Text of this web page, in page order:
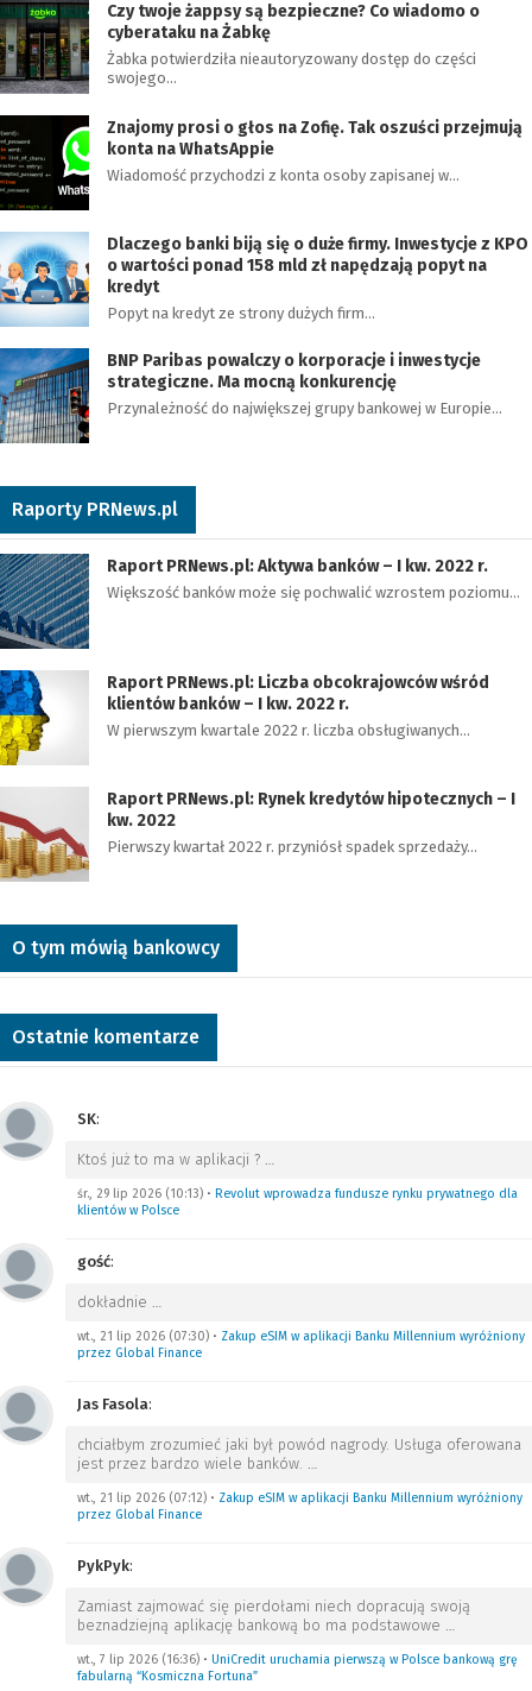
Czy twoje żappsy są bezpieczne? Co wiadomo o
cyberataku na Żabkę
Żabka potwierdziła nieautoryzowany dostęp do części
swojego…
Znajomy prosi o głos na Zofię. Tak oszuści przejmują
konta na WhatsAppie
Wiadomość przychodzi z konta osoby zapisanej w…
Dlaczego banki biją się o duże firmy. Inwestycje z KPO
o wartości ponad 158 mld zł napędzają popyt na
kredyt
Popyt na kredyt ze strony dużych firm…
BNP Paribas powalczy o korporacje i inwestycje
strategiczne. Ma mocną konkurencję
Przynależność do największej grupy bankowej w Europie…
Raporty PRNews.pl
Raport PRNews.pl: Aktywa banków – I kw. 2022 r.
Większość banków może się pochwalić wzrostem poziomu…
Raport PRNews.pl: Liczba obcokrajowców wśród
klientów banków – I kw. 2022 r.
W pierwszym kwartale 2022 r. liczba obsługiwanych…
Raport PRNews.pl: Rynek kredytów hipotecznych – I
kw. 2022
Pierwszy kwartał 2022 r. przyniósł spadek sprzedaży…
O tym mówią bankowcy
Ostatnie komentarze
SK:
Ktoś już to ma w aplikacji ? …
śr., 29 lip 2026 (10:13) • Revolut wprowadza fundusze rynku prywatnego dla
klientów w Polsce
gość:
dokładnie …
wt., 21 lip 2026 (07:30) • Zakup eSIM w aplikacji Banku Millennium wyróżniony
przez Global Finance
Jas Fasola:
chciałbym zrozumieć jaki był powód nagrody. Usługa oferowana
jest przez bardzo wiele banków. …
wt., 21 lip 2026 (07:12) • Zakup eSIM w aplikacji Banku Millennium wyróżniony
przez Global Finance
PykPyk:
Zamiast zajmować się pierdołami niech dopracują swoją
beznadziejną aplikację bankową bo ma podstawowe …
wt., 7 lip 2026 (16:36) • UniCredit uruchamia pierwszą w Polsce bankową grę
fabularną “Kosmiczna Fortuna”